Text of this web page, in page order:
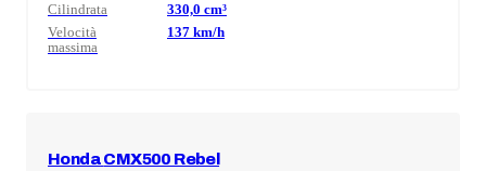
Cilindrata 330,0 cm³
Velocità
massima
137 km/h
HondaCMX500 Rebel